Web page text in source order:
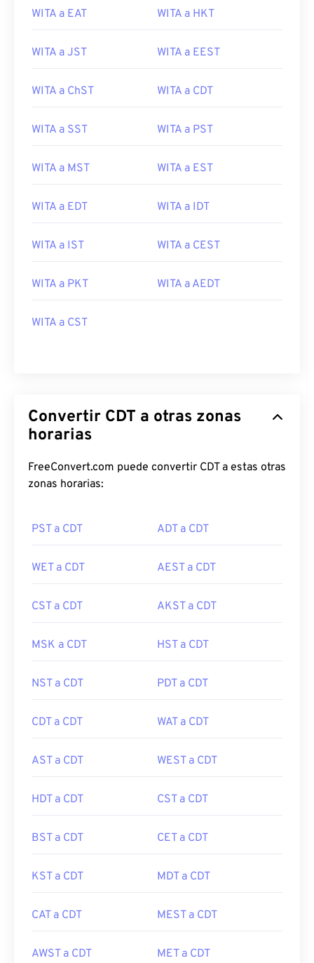
WITA a EAT WITA a HKT
WITA a JST WITA a EEST
WITA a ChST WITA a CDT
WITA a SST WITA a PST
WITA a MST WITA a EST
WITA a EDT WITA a IDT
WITA a IST WITA a CEST
WITA a PKT WITA a AEDT
WITA a CST
Convertir CDT a otras zonas
horarias
FreeConvert.com puede convertir CDT a estas otras
zonas horarias:
PST a CDT ADT a CDT
WET a CDT AEST a CDT
CST a CDT AKST a CDT
MSK a CDT HST a CDT
NST a CDT PDT a CDT
CDT a CDT WAT a CDT
AST a CDT WEST a CDT
HDT a CDT CST a CDT
BST a CDT CET a CDT
KST a CDT MDT a CDT
CAT a CDT MEST a CDT
AWST a CDT MET a CDT